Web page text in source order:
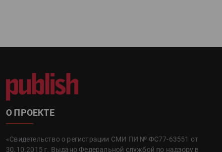
О ПРОЕКТЕ
«Свидетельство о регистрации СМИ ПИ № ФС77-63551 от
30.10.2015 г. Выдано Федеральной службой по надзору в